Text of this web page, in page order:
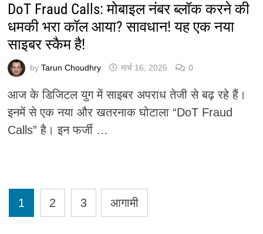
DoT Fraud Calls: मोबाइल नंबर ब्लॉक करने की
धमकी भरा कॉल आया? सावधान! यह एक नया
साइबर स्कैम है!
by Tarun Choudhry मार्च 16, 2025 0
आज के डिजिटल युग में साइबर अपराध तेजी से बढ़ रहे हैं।
इनमें से एक नया और खतरनाक घोटाला “DoT Fraud
Calls” है। इन फर्जी …
Posts
pagination
1 2 3 आगामी